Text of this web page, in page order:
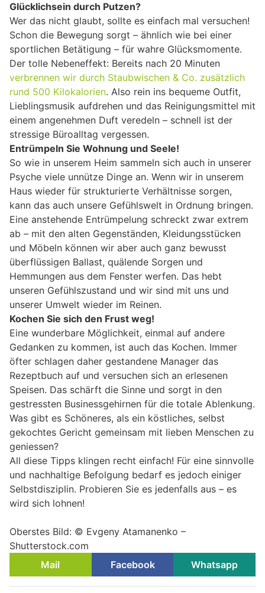
Glücklichsein durch Putzen?
Wer das nicht glaubt, sollte es einfach mal versuchen!
Schon die Bewegung sorgt – ähnlich wie bei einer
sportlichen Betätigung – für wahre Glücksmomente.
Der tolle Nebeneffekt: Bereits nach 20 Minuten
verbrennen wir durch Staubwischen & Co. zusätzlich
rund 500 Kilokalorien. Also rein ins bequeme Outfit,
Lieblingsmusik aufdrehen und das Reinigungsmittel mit
einem angenehmen Duft veredeln – schnell ist der
stressige Büroalltag vergessen.
Entrümpeln Sie Wohnung und Seele!
So wie in unserem Heim sammeln sich auch in unserer
Psyche viele unnütze Dinge an. Wenn wir in unserem
Haus wieder für strukturierte Verhältnisse sorgen,
kann das auch unsere Gefühlswelt in Ordnung bringen.
Eine anstehende Entrümpelung schreckt zwar extrem
ab – mit den alten Gegenständen, Kleidungsstücken
und Möbeln können wir aber auch ganz bewusst
überflüssigen Ballast, quälende Sorgen und
Hemmungen aus dem Fenster werfen. Das hebt
unseren Gefühlszustand und wir sind mit uns und
unserer Umwelt wieder im Reinen.
Kochen Sie sich den Frust weg!
Eine wunderbare Möglichkeit, einmal auf andere
Gedanken zu kommen, ist auch das Kochen. Immer
öfter schlagen daher gestandene Manager das
Rezeptbuch auf und versuchen sich an erlesenen
Speisen. Das schärft die Sinne und sorgt in den
gestressten Businessgehirnen für die totale Ablenkung.
Was gibt es Schöneres, als ein köstliches, selbst
gekochtes Gericht gemeinsam mit lieben Menschen zu
geniessen?
All diese Tipps klingen recht einfach! Für eine sinnvolle
und nachhaltige Befolgung bedarf es jedoch einiger
Selbstdisziplin. Probieren Sie es jedenfalls aus – es
wird sich lohnen!
Oberstes Bild: © Evgeny Atamanenko –
Shutterstock.com
Mail
Facebook Whatsapp